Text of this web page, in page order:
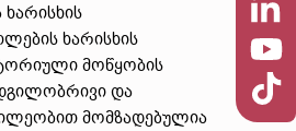
ხარისხის
მოწყობის
და
მომზადებულია